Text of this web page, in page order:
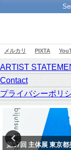
メルカリ PIXTA
ARTIST
Contact
プライバシーポリ
第57回 主体展 東京都